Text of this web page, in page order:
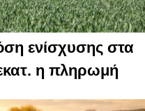
ενίσχυσης στα
η πληρωμή